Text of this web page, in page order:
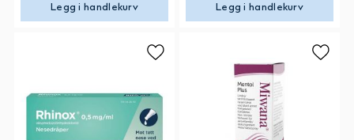
Legg i handlekurv Legg i handlekurv